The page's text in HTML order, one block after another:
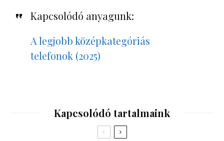
Kapcsolódó anyagunk:
A legjobb középkategóriás
telefonok (2025)
Kapcsolódó tartalmaink